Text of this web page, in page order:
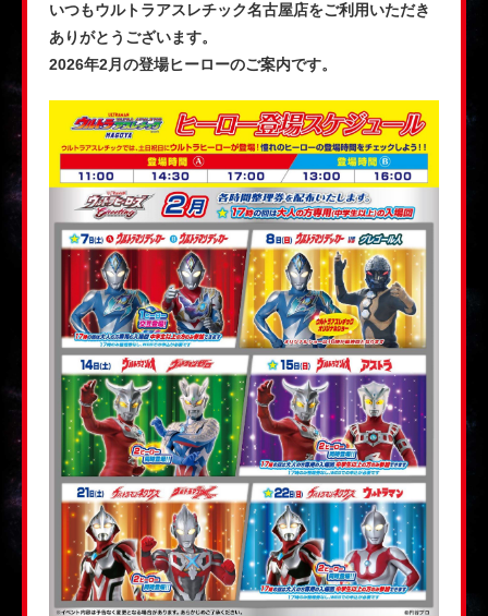
いつもウルトラアスレチック名古屋店をご利用いただき
ありがとうございます。
2026年2月の登場ヒーローのご案内です。